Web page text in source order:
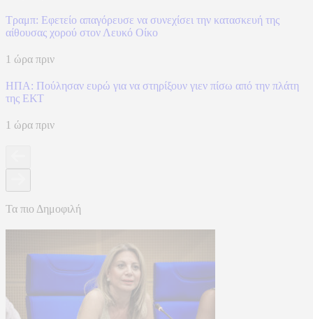
Τραμπ: Εφετείο απαγόρευσε να συνεχίσει την κατασκευή της
αίθουσας χορού στον Λευκό Οίκο
1 ώρα πριν
ΗΠΑ: Πούλησαν ευρώ για να στηρίξουν γιεν πίσω από την πλάτη
της ΕΚΤ
1 ώρα πριν
Τα πιο Δημοφιλή